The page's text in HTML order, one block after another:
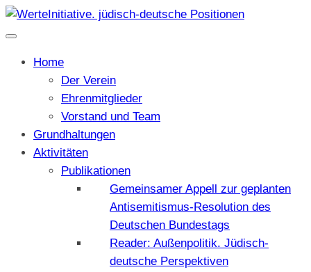
Home
Der Verein
Ehrenmitglieder
Vorstand und Team
Grundhaltungen
Aktivitäten
Publikationen
Gemeinsamer Appell zur geplanten
Antisemitismus-Resolution des
Deutschen Bundestags
Reader: Außenpolitik. Jüdisch-
deutsche Perspektiven